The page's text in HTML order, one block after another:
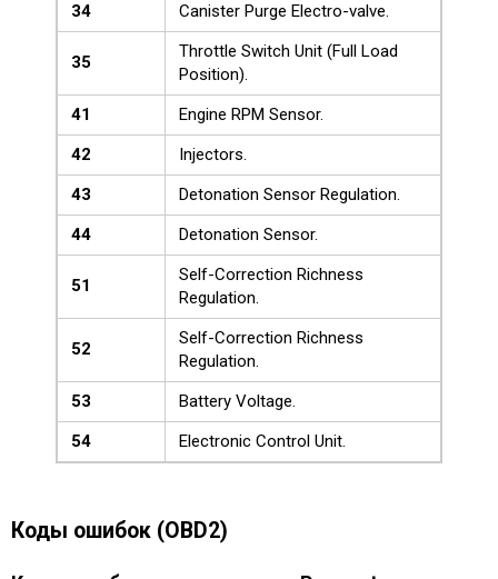
34
Canister Purge Electro-valve.
35
Throttle Switch Unit (Full Load
Position).
41
Engine RPM Sensor.
42
Injectors.
43
Detonation Sensor Regulation.
44
Detonation Sensor.
51
Self-Correction Richness
Regulation.
52
Self-Correction Richness
Regulation.
53
Battery Voltage.
54
Electronic Control Unit.
Коды ошибок (OBD2)